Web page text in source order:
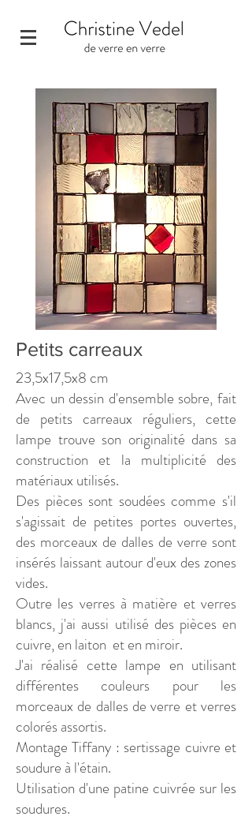
Petits carreaux
23,5x17,5x8 cm
Avec un dessin d'ensemble sobre, fait
de petits carreaux réguliers, cette
lampe trouve son originalité dans sa
construction et la multiplicité des
matériaux utilisés.
Des pièces sont soudées comme s'il
s'agissait de petites portes ouvertes,
des morceaux de dalles de verre sont
insérés laissant autour d'eux des zones
vides.
Outre les verres à matière et verres
blancs, j'ai aussi utilisé des pièces en
cuivre, en laiton et en miroir.
J'ai réalisé cette lampe en utilisant
différentes couleurs pour les
morceaux de dalles de verre et verres
colorés assortis.
Montage Tiffany : sertissage cuivre et
soudure à l'étain.
Utilisation d'une patine cuivrée sur les
soudures.